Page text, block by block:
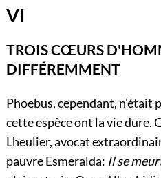
VI
TROIS CŒURS
DIFFÉREMMENT
Phoebus, cependant, n'était
cette espèce ont la vie dure.
Lheulier, avocat
pauvre Esmeralda: Il se